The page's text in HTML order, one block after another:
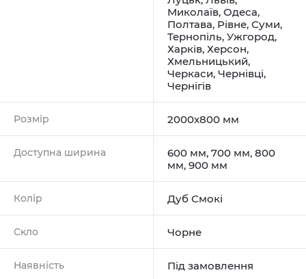
Миколаїв, Одеса,
Полтава, Рівне, Суми,
Тернопіль, Ужгород,
Харків, Херсон,
Хмельницький,
Черкаси, Чернівці,
Чернігів
Розмір 2000x800 мм
Доступна ширина
600 мм, 700 мм, 800
мм, 900 мм
Колір Дуб Смокі
Скло Чорне
Наявність Під замовлення